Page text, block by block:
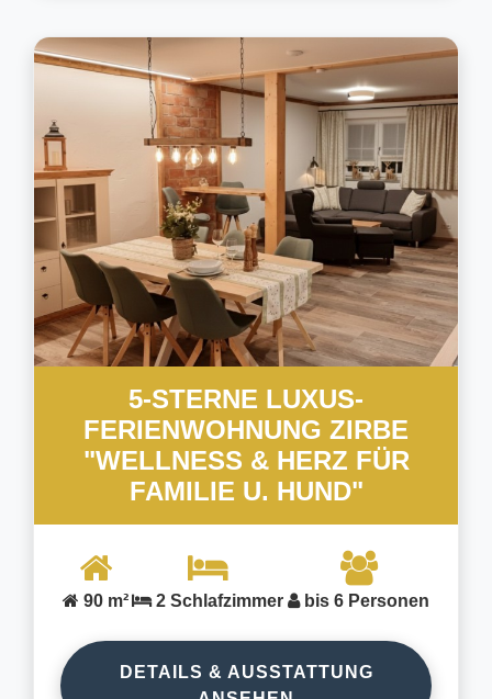
5-STERNE LUXUS-
FERIENWOHNUNG ZIRBE
"WELLNESS & HERZ FÜR
FAMILIE U. HUND"
90 m² 2 Schlafzimmer bis 6 Personen
DETAILS & AUSSTATTUNG